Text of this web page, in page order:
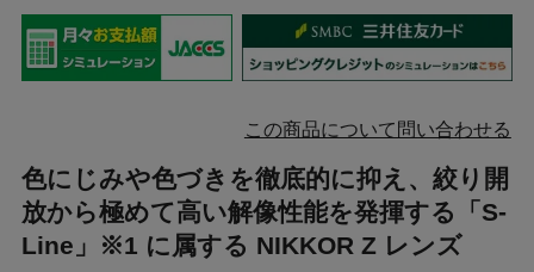
この商品について問い合わせる
色にじみや色づきを徹底的に抑え、絞り開
放から極めて高い解像性能を発揮する「S-
Line」※1 に属する NIKKOR Z レンズ